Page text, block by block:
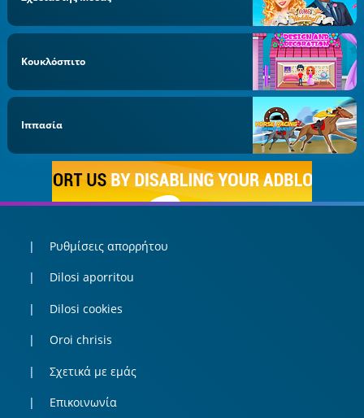
Κουκλόσπιτο
Ιππασία
Ρυθμίσεις απορρήτου
Dilosi aporritou
Dilosi cookies
Oroi chrisis
Σχετικά με εμάς
Επικοινωνία